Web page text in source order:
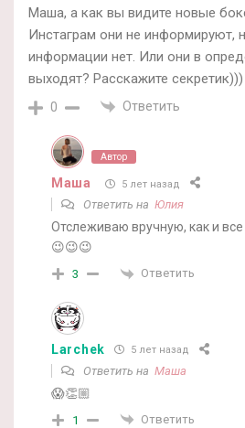
Маша, а как вы видите новые
Инстаграм они не информируют,
информации нет. Или они в
выходят? Расскажите секретик)))
0 Ответить
Автор
Маша 5 лет назад
Ответить на Юлия
Отслеживаю вручную, как и
😉😉😉
3 Ответить
Larchek 5 лет назад
Ответить на Маша
😱👏🏼
1 Ответить